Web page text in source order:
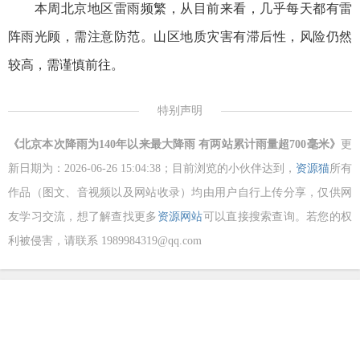
本周北京地区雷雨频繁，从目前来看，几乎每天都有雷
阵雨光顾，需注意防范。山区地质灾害有滞后性，风险仍然
较高，需谨慎前往。
特别声明
《北京本次降雨为140年以来最大降雨 有两站累计雨量超700毫米》 更
新日期为：2026-06-26 15:04:38；目前浏览的小伙伴达到
， 资源猫 所有
作品（图文、音视频以及网站收录）均由用户自行上传分享，仅供网
友学习交流，想了解查找更多 资源网站可以直接搜索查询。若您的权
利被侵害，请联系 1989984319@qq.com